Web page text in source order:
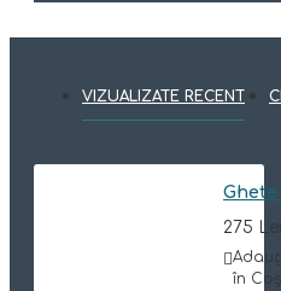
VIZUALIZATE RECENT
275 Lei
în Coş